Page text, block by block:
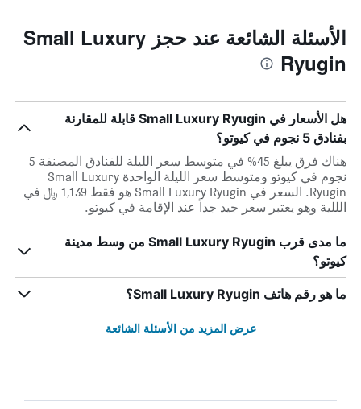
الأسئلة الشائعة عند حجز Small Luxury
Ryugin
هل الأسعار في Small Luxury Ryugin قابلة للمقارنة
بفنادق 5 نجوم في كيوتو؟
هناك فرق يبلغ 45% في متوسط ​​سعر الليلة للفنادق المصنفة 5
نجوم في كيوتو ومتوسط ​​سعر الليلة الواحدة Small Luxury
Ryugin. السعر في Small Luxury Ryugin هو فقط 1,139 ﷼ في
الللية وهو يعتبر سعر جيد جداً عند الإقامة في كيوتو.
ما مدى قرب Small Luxury Ryugin من وسط مدينة
كيوتو؟
ما هو رقم هاتف Small Luxury Ryugin؟
عرض المزيد من الأسئلة الشائعة